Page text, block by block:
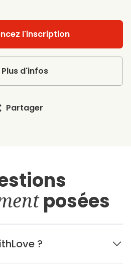
l'inscription
Plus d'infos
Partager
posées
?